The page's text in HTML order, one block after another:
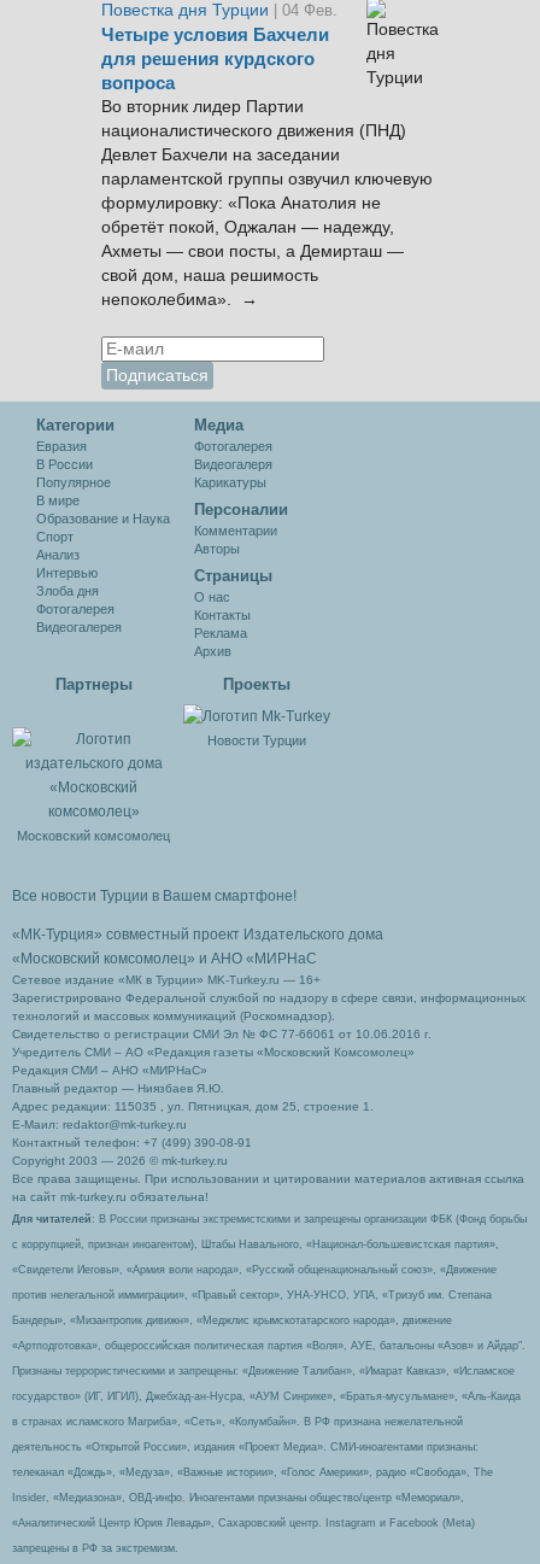
Повестка дня Турции
| 04 Фев.
Четыре условия Бахчели
для решения курдского
вопроса
Во вторник лидер Партии
националистического движения (ПНД)
Девлет Бахчели на заседании
парламентской группы озвучил ключевую
формулировку: «Пока Анатолия не
обретёт покой, Оджалан — надежду,
Ахметы — свои посты, а Демирташ —
свой дом, наша решимость
непоколебима». →
Категории
Евразия
В России
Популярное
В мире
Образование и Наука
Спорт
Анализ
Интервью
Злоба дня
Фотогалерея
Видеогалерея
Медиа
Фотогалерея
Видеогалеря
Карикатуры
Персоналии
Комментарии
Авторы
Cтраницы
О нас
Контакты
Реклама
Архив
Партнеры
Московский комсомолец
Проекты
Новости Турции
Все новости Турции в Вашем смартфоне!
«МК-Турция» совместный проект Издательского дома
«Московский комсомолец» и АНО «МИРНаС
Сетевое издание «МК в Турции» MK-Turkey.ru — 16+
Зарегистрировано Федеральной службой по надзору в сфере связи, информационных
технологий и массовых коммуникаций (Роскомнадзор).
Свидетельство о регистрации СМИ Эл № ФС 77-66061 от 10.06.2016 г.
Учредитель СМИ – АО «Редакция газеты «Московский Комсомолец»
Редакция СМИ – АНО «МИРНаС»
Главный редактор — Ниязбаев Я.Ю.
Адрес редакции: 115035 , ул. Пятницкая, дом 25, строение 1.
Е-Маил: redaktor@mk-turkey.ru
Контактный телефон: +7 (499) 390-08-91
Copyright 2003 — 2026 © mk-turkey.ru
Все права защищены. При использовании и цитировании материалов активная ссылка
на сайт mk-turkey.ru обязательна!
Для читателей : В России признаны экстремистскими и запрещены организации ФБК (Фонд борьбы
с коррупцией, признан иноагентом), Штабы Навального, «Национал-большевистская партия»,
«Свидетели Иеговы», «Армия воли народа», «Русский общенациональный союз», «Движение
против нелегальной иммиграции», «Правый сектор», УНА-УНСО, УПА, «Тризуб им. Степана
Бандеры», «Мизантропик дивижн», «Меджлис крымскотатарского народа», движение
«Артподготовка», общероссийская политическая партия «Воля», АУЕ, батальоны «Азов» и Айдар″.
Признаны террористическими и запрещены: «Движение Талибан», «Имарат Кавказ», «Исламское
государство» (ИГ, ИГИЛ), Джебхад-ан-Нусра, «АУМ Синрике», «Братья-мусульмане», «Аль-Каида
в странах исламского Магриба», «Сеть», «Колумбайн». В РФ признана нежелательной
деятельность «Открытой России», издания «Проект Медиа». СМИ-иноагентами признаны:
телеканал «Дождь», «Медуза», «Важные истории», «Голос Америки», радио «Свобода», The
Insider, «Медиазона», ОВД-инфо. Иноагентами признаны общество/центр «Мемориал»,
«Аналитический Центр Юрия Левады», Сахаровский центр. Instagram и Facebook (Metа)
запрещены в РФ за экстремизм.